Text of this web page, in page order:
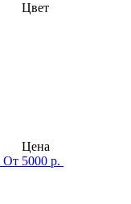
Цвет
Цена
От 5000 р.